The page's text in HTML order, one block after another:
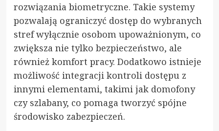
rozwiązania biometryczne. Takie systemy
pozwalają ograniczyć dostęp do wybranych
stref wyłącznie osobom upoważnionym, co
zwiększa nie tylko bezpieczeństwo, ale
również komfort pracy. Dodatkowo istnieje
możliwość integracji kontroli dostępu z
innymi elementami, takimi jak domofony
czy szlabany, co pomaga tworzyć spójne
środowisko zabezpieczeń.